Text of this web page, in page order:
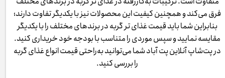
فرق می‌کند و همچنین کیفیت این محصولات نیز با یکدیگر تفاوت دارند؛
بنابراین شما باید قیمت غذای تر گربه در برندهای مختلف را با یکدیگر
مقایسه نمایید و سپس موردی را متناسب با بودجه خود خریداری کنید.
در پت‌شاپ آنلاین پت آباد شما می‌توانید به‌راحتی قیمت انواع غذای گربه
را بررسی کنید.